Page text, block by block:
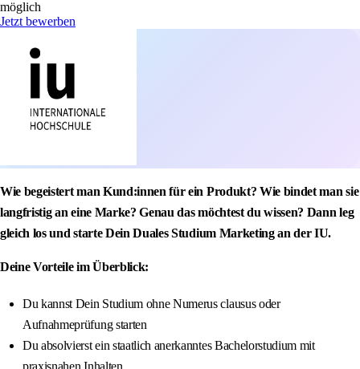
möglich
Jetzt bewerben
Wie begeistert man Kund:innen für ein Produkt? Wie bindet man sie
langfristig an eine Marke? Genau das möchtest du wissen? Dann leg
gleich los und starte Dein Duales Studium Marketing an der IU.
Deine Vorteile im Überblick:
Du kannst Dein Studium ohne Numerus clausus oder
Aufnahmeprüfung starten
Du absolvierst ein staatlich anerkanntes Bachelorstudium mit
praxisnahen Inhalten